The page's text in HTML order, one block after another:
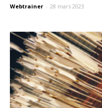
Webtrainer - 28 mars 2023